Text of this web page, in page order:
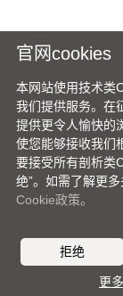
官网cookies
本网站使用技术类
我们提供服务。在
提供更令人愉快的
使您能够接收我们
要接受所有剖析类
绝”。如需了解更
Cookie政策。
拒绝
更